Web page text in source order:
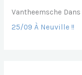
Vantheemsche Dans
25/09 À Neuville !!